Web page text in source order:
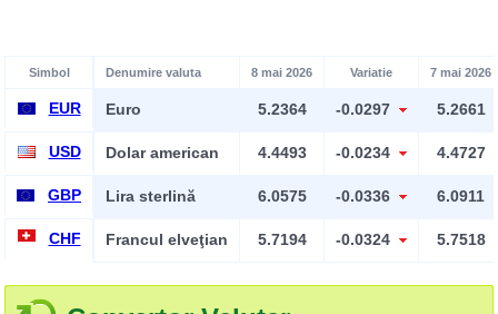
Simbol Denumire valuta 8 mai 2026 Variatie 7 mai 2026
EUR Euro 5.2364 -0.0297 5.2661
USD Dolar american 4.4493 -0.0234 4.4727
GBP Lira sterlină 6.0575 -0.0336 6.0911
CHF Francul elveţian 5.7194 -0.0324 5.7518